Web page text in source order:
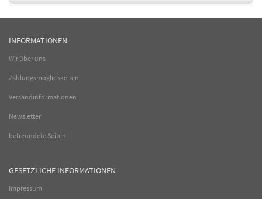
INFORMATIONEN
Wir über uns
Zahlungsmöglichkeiten
Versandinformationen
Newsletter
befreundete Seiten
GESETZLICHE INFORMATIONEN
Impressum